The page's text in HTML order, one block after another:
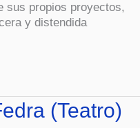
sus propios proyectos,
y distendida
(Teatro)